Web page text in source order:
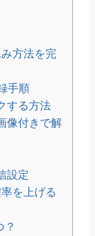
方法を完
手順
する方法
像付きで解
設定
を上げる